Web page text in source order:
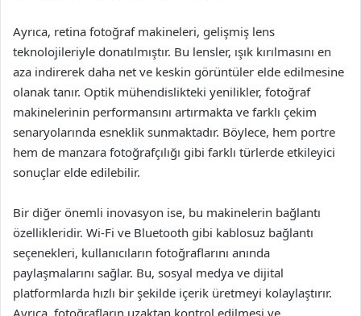
Ayrıca, retina fotoğraf makineleri, gelişmiş lens
teknolojileriyle donatılmıştır. Bu lensler, ışık kırılmasını en
aza indirerek daha net ve keskin görüntüler elde edilmesine
olanak tanır. Optik mühendislikteki yenilikler, fotoğraf
makinelerinin performansını artırmakta ve farklı çekim
senaryolarında esneklik sunmaktadır. Böylece, hem portre
hem de manzara fotoğrafçılığı gibi farklı türlerde etkileyici
sonuçlar elde edilebilir.
Bir diğer önemli inovasyon ise, bu makinelerin bağlantı
özellikleridir. Wi-Fi ve Bluetooth gibi kablosuz bağlantı
seçenekleri, kullanıcıların fotoğraflarını anında
paylaşmalarını sağlar. Bu, sosyal medya ve dijital
platformlarda hızlı bir şekilde içerik üretmeyi kolaylaştırır.
Ayrıca, fotoğrafların uzaktan kontrol edilmesi ve